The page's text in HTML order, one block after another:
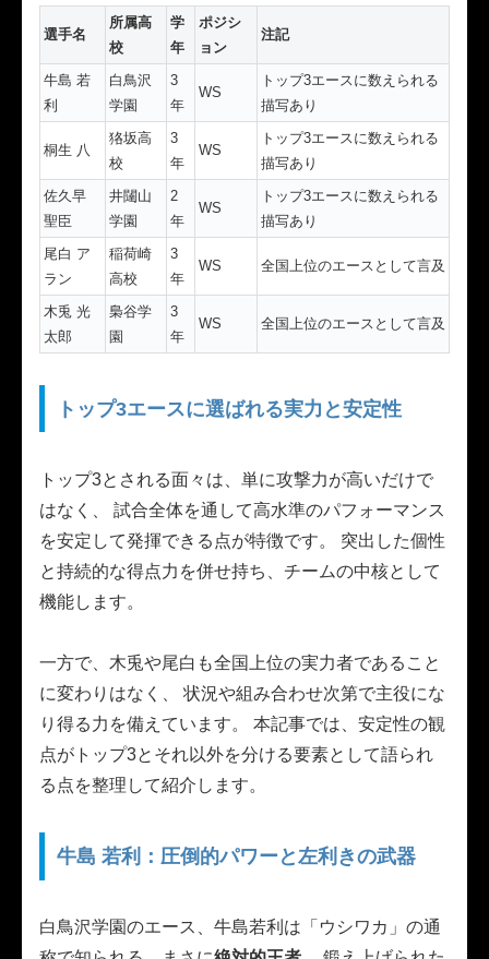
選手名
所属高
校
学
年
ポジシ
ョン
注記
牛島 若
利
白鳥沢
学園
3
年
WS
トップ3エースに数えられる
描写あり
桐生 八
狢坂高
校
3
年
WS
トップ3エースに数えられる
描写あり
佐久早
聖臣
井闥山
学園
2
年
WS
トップ3エースに数えられる
描写あり
尾白 ア
ラン
稲荷崎
高校
3
年
WS 全国上位のエースとして言及
木兎 光
太郎
梟谷学
園
3
年
WS 全国上位のエースとして言及
トップ3エースに選ばれる実力と安定性
トップ3とされる面々は、単に攻撃力が高いだけで
はなく、 試合全体を通して高水準のパフォーマンス
を安定して発揮できる点が特徴です。 突出した個性
と持続的な得点力を併せ持ち、チームの中核として
機能します。
一方で、木兎や尾白も全国上位の実力者であること
に変わりはなく、 状況や組み合わせ次第で主役にな
り得る力を備えています。 本記事では、安定性の観
点がトップ3とそれ以外を分ける要素として語られ
る点を整理して紹介します。
牛島 若利：圧倒的パワーと左利きの武器
白鳥沢学園のエース、牛島若利は「ウシワカ」の通